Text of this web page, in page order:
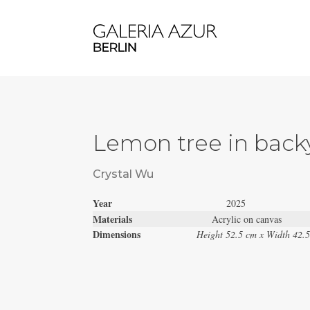
Lemon tree in
Crystal Wu
Year2025
MaterialsAcrylic on canvas
Dimensions Height 52.5 cm x Width